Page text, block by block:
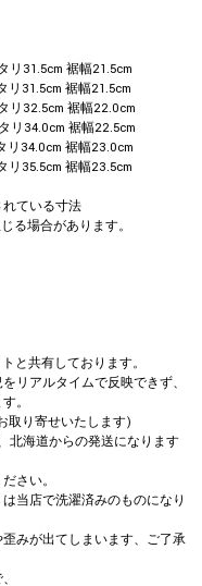
リ31.5cm 裾幅21.5cm
リ31.5cm 裾幅21.5cm
リ32.5cm 裾幅22.0cm
リ34.0cm 裾幅22.5cm
リ34.0cm 裾幅23.0cm
リ35.5cm 裾幅23.5cm
ている寸法
る場合があります。
と共有しております。
リアルタイムで反映できず、
。
取り寄せいたします)
北海道からの発送になります
さい。
当店で洗濯済みのものになり
みが出てしまいます、ご了承